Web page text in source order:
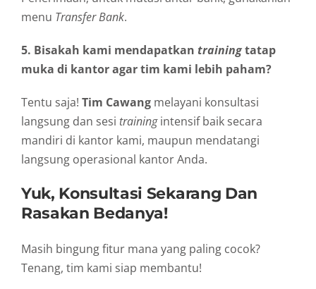
menu Transfer Bank.
5. Bisakah kami mendapatkan trainingtatap
muka di kantor agar tim kami lebih paham?
Tentu saja! Tim Cawang melayani konsultasi
langsung dan sesi trainingintensif baik secara
mandiri di kantor kami, maupun mendatangi
langsung operasional kantor Anda.
Yuk, Konsultasi Sekarang Dan
Rasakan Bedanya!
Masih bingung fitur mana yang paling cocok?
Tenang, tim kami siap membantu!